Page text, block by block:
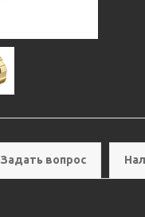
Задать вопрос